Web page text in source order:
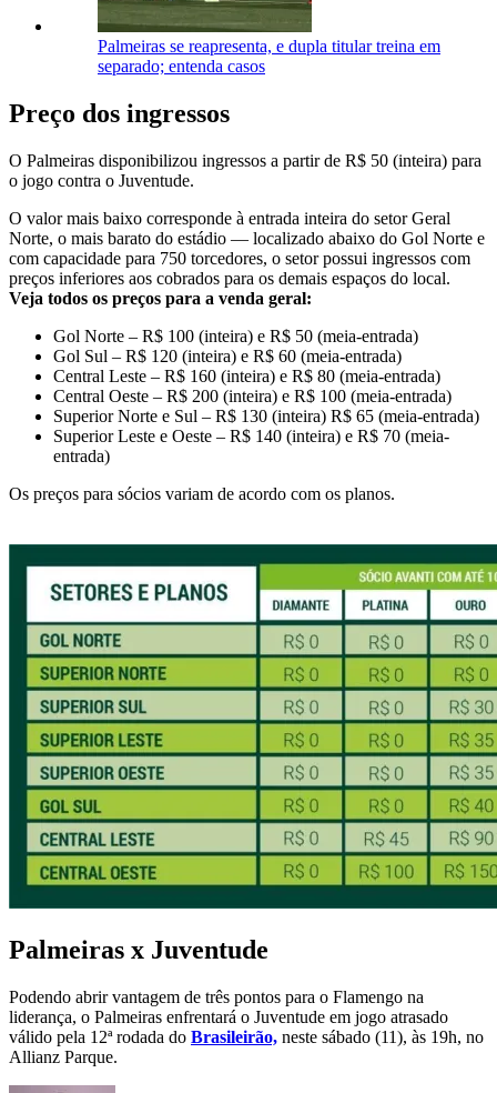
Palmeiras se reapresenta, e dupla titular treina em
separado; entenda casos
Preço dos ingressos
O Palmeiras disponibilizou ingressos a partir de R$ 50 (inteira) para
o jogo contra o Juventude.
O valor mais baixo corresponde à entrada inteira do setor Geral
Norte, o mais barato do estádio — localizado abaixo do Gol Norte e
com capacidade para 750 torcedores, o setor possui ingressos com
preços inferiores aos cobrados para os demais espaços do local.
Veja todos os preços para a venda geral:
Gol Norte – R$ 100 (inteira) e R$ 50 (meia-entrada)
Gol Sul – R$ 120 (inteira) e R$ 60 (meia-entrada)
Central Leste – R$ 160 (inteira) e R$ 80 (meia-entrada)
Central Oeste – R$ 200 (inteira) e R$ 100 (meia-entrada)
Superior Norte e Sul – R$ 130 (inteira) R$ 65 (meia-entrada)
Superior Leste e Oeste – R$ 140 (inteira) e R$ 70 (meia-
entrada)
Os preços para sócios variam de acordo com os planos.
Palmeiras x Juventude
Podendo abrir vantagem de três pontos para o Flamengo na
liderança, o Palmeiras enfrentará o Juventude em jogo atrasado
válido pela 12ª rodada do Brasileirão, neste sábado (11), às 19h, no
Allianz Parque.